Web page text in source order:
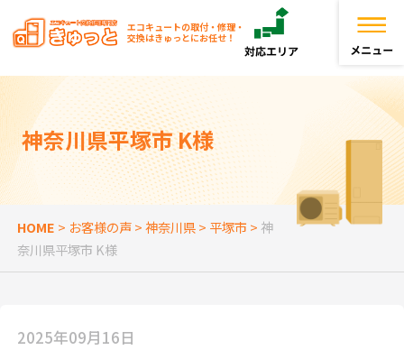
トップページ
きゅっとが選ばれる理由
エコキュートを探す
お役立ち情報
お客様の声
エコキュートの取付・修理・
交換はきゅっとにお任せ！
神奈川県平塚市 K様
HOME > お客様の声>神奈川県> 平塚市 > 神
奈川県平塚市 K様
2025年09月16日